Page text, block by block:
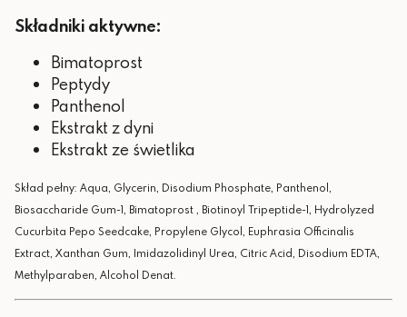
Składniki aktywne:
Bimatoprost
Peptydy
Panthenol
Ekstrakt z dyni
Ekstrakt ze świetlika
Skład pełny: Aqua, Glycerin, Disodium Phosphate, Panthenol,
Biosaccharide Gum-1, Bimatoprost , Biotinoyl Tripeptide-1, Hydrolyzed
Cucurbita Pepo Seedcake, Propylene Glycol, Euphrasia Officinalis
Extract, Xanthan Gum, Imidazolidinyl Urea, Citric Acid, Disodium EDTA,
Methylparaben, Alcohol Denat.